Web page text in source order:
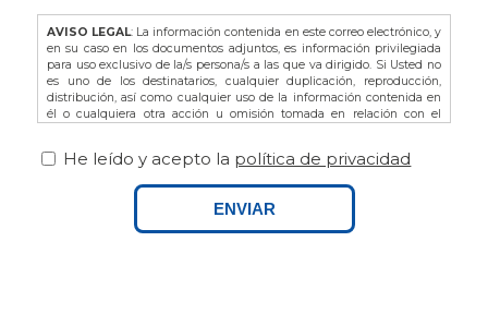
AVISO LEGAL: La información contenida en este correo electrónico, y
en su caso en los documentos adjuntos, es información privilegiada
para uso exclusivo de la/s persona/s a las que va dirigido. Si Usted no
es uno de los destinatarios, cualquier duplicación, reproducción,
distribución, así como cualquier uso de la información contenida en
él o cualquiera otra acción u omisión tomada en relación con el
electrónico, así como de sus adjuntos si los hubiere.
De acuerdo con la L.O. 3/2018 de Protección de Datos de Carácter
Personal y Garantía de los Derechos Digitales, así como del
sus derechos dirigiéndose a FINCAS PALAMOS, domiciliada en AVDA.
He leído y acepto la política de privacidad
ENVIAR